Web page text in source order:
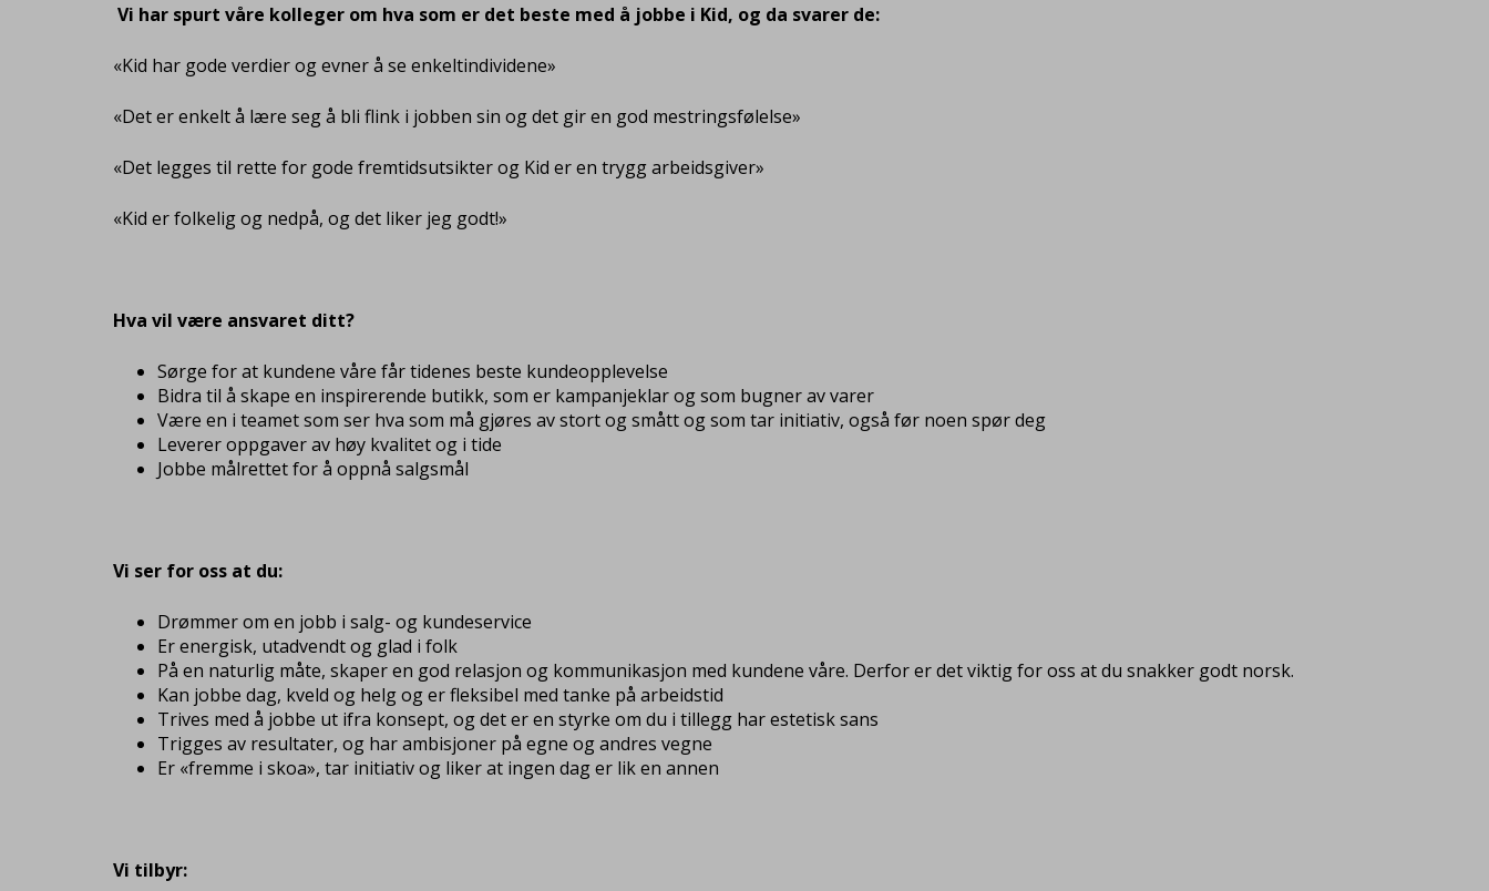
Vi har spurt våre kolleger om hva som er det beste med å jobbe i Kid, og da svarer de:
«Kid har gode verdier og evner å se enkeltindividene»
«Det er enkelt å lære seg å bli flink i jobben sin og det gir en god mestringsfølelse»
«Det legges til rette for gode fremtidsutsikter og Kid er en trygg arbeidsgiver»
«Kid er folkelig og nedpå, og det liker jeg godt!»
Hva vil være ansvaret ditt?
Sørge for at kundene våre får tidenes beste kundeopplevelse
Bidra til å skape en inspirerende butikk, som er kampanjeklar og som bugner av varer
Være en i teamet som ser hva som må gjøres av stort og smått og som tar initiativ, også før noen spør deg
Leverer oppgaver av høy kvalitet og i tide
Jobbe målrettet for å oppnå salgsmål
Vi ser for oss at du:
Drømmer om en jobb i salg- og kundeservice
Er energisk, utadvendt og glad i folk
På en naturlig måte, skaper en god relasjon og kommunikasjon med kundene våre. Derfor er det viktig for oss at du snakker godt norsk.
Kan jobbe dag, kveld og helg og er fleksibel med tanke på arbeidstid
Trives med å jobbe ut ifra konsept, og det er en styrke om du i tillegg har estetisk sans
Trigges av resultater, og har ambisjoner på egne og andres vegne
Er «fremme i skoa», tar initiativ og liker at ingen dag er lik en annen
Vi tilbyr: